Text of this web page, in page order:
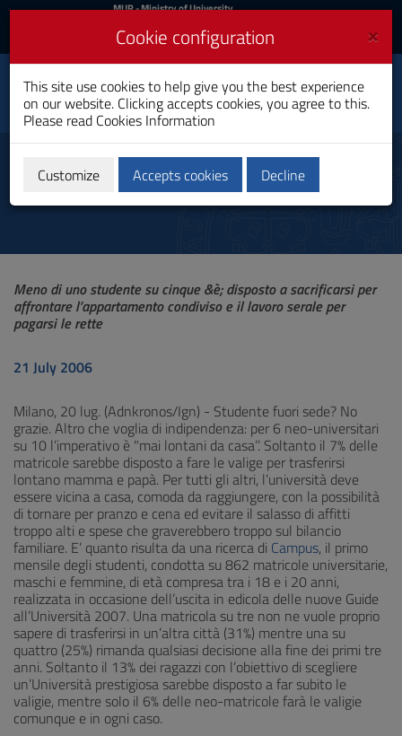
Skip
Content
to
Go
Footer
MIUR
Login
MUR- Ministry of University
Login UniCA News
Toggle
navigation
University of
Cagliari
News
Meno di uno studente su cinque &è; disposto a sacrificarsi per
affrontare l’appartamento condiviso e il lavoro serale per
pagarsi le rette
21 July 2006
Milano, 20 lug. (Adnkronos/Ign) - Studente fuori sede? No
grazie. Altro che voglia di indipendenza: per 6 neo-universitari
su 10 l’imperativo è "mai lontani da casa’’. Soltanto il 7% delle
matricole sarebbe disposto a fare le valige per trasferirsi
lontano mamma e papà. Per tutti gli altri, l’università deve
essere vicina a casa, comoda da raggiungere, con la possibilità
di tornare per pranzo e cena ed evitare il salasso di affitti
troppo alti e spese che graverebbero troppo sul bilancio
familiare. E’ quanto risulta da una ricerca di Campus, il primo
mensile degli studenti, condotta su 862 matricole universitarie,
maschi e femmine, di età compresa tra i 18 e i 20 anni,
realizzata in occasione dell’uscita in edicola delle nuove Guide
all’Università 2007. Una matricola su tre non ne vuole proprio
sapere di trasferirsi in un’altra città (31%) mentre una su
quattro (25%) rimanda qualsiasi decisione alla fine dei primi tre
anni. Soltanto il 13% dei ragazzi con l’obiettivo di scegliere
un’Università prestigiosa sarebbe disposto a far subito le
valigie, mentre solo il 6% delle neo-matricole farà le valigie
comunque e in ogni caso.
×
Cookie configuration
This site use cookies to help give you the best experience
on our website. Clicking accepts cookies, you agree to this.
Please read Cookies Information
Customize Accepts cookies Decline